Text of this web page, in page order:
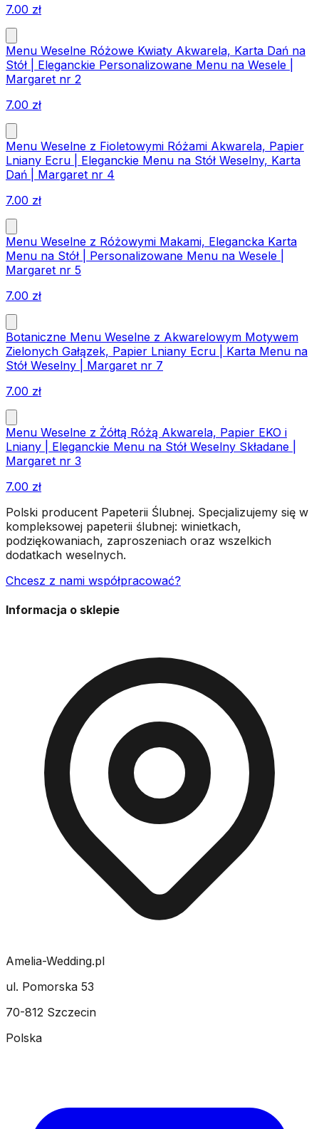
7.00 zł
Menu Weselne Różowe Kwiaty Akwarela, Karta Dań na
Stół | Eleganckie Personalizowane Menu na Wesele |
Margaret nr 2
7.00 zł
Menu Weselne z Fioletowymi Różami Akwarela, Papier
Lniany Ecru | Eleganckie Menu na Stół Weselny, Karta
Dań | Margaret nr 4
7.00 zł
Menu Weselne z Różowymi Makami, Elegancka Karta
Menu na Stół | Personalizowane Menu na Wesele |
Margaret nr 5
7.00 zł
Botaniczne Menu Weselne z Akwarelowym Motywem
Zielonych Gałązek, Papier Lniany Ecru | Karta Menu na
Stół Weselny | Margaret nr 7
7.00 zł
Menu Weselne z Żółtą Różą Akwarela, Papier EKO i
Lniany | Eleganckie Menu na Stół Weselny Składane |
Margaret nr 3
7.00 zł
Polski producent Papeterii Ślubnej. Specjalizujemy się w
kompleksowej papeterii ślubnej: winietkach,
podziękowaniach, zaproszeniach oraz wszelkich
dodatkach weselnych.
Chcesz z nami współpracować?
Informacja o sklepie
Amelia-Wedding.pl
ul. Pomorska 53
70-812 Szczecin
Polska